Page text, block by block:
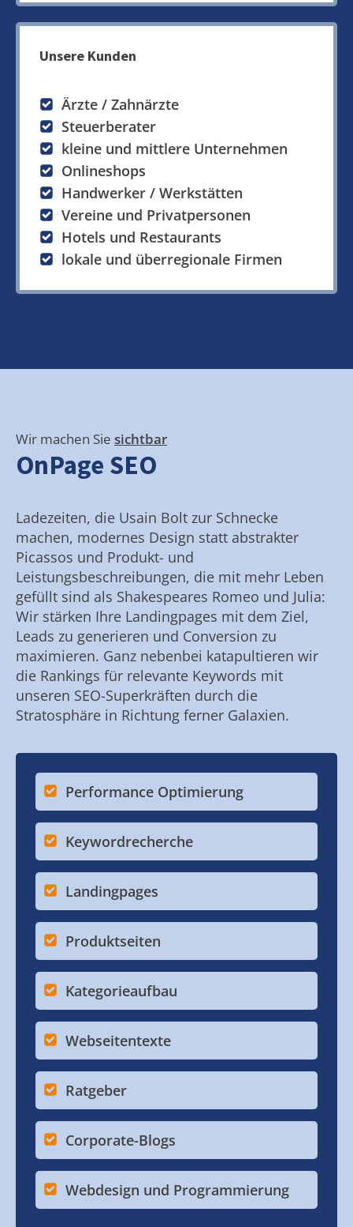
Unsere Kunden
Ärzte / Zahnärzte
Steuerberater
kleine und mittlere Unternehmen
Onlineshops
Handwerker / Werkstätten
Vereine und Privatpersonen
Hotels und Restaurants
lokale und überregionale Firmen
Wir machen Sie sichtbar
OnPage SEO
Ladezeiten, die Usain Bolt zur Schnecke
machen, modernes Design statt abstrakter
Picassos und Produkt- und
Leistungsbeschreibungen, die mit mehr Leben
gefüllt sind als Shakespeares Romeo und Julia:
Wir stärken Ihre Landingpages mit dem Ziel,
Leads zu generieren und Conversion zu
maximieren. Ganz nebenbei katapultieren wir
die Rankings für relevante Keywords mit
unseren SEO-Superkräften durch die
Stratosphäre in Richtung ferner Galaxien.
Performance Optimierung
Keywordrecherche
Landingpages
Produktseiten
Kategorieaufbau
Webseitentexte
Ratgeber
Corporate-Blogs
Webdesign und Programmierung